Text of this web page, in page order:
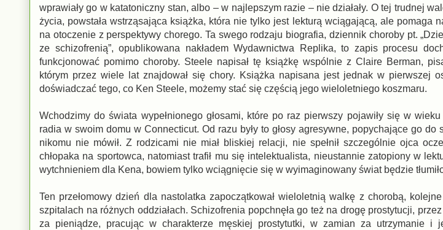
wprawiały go w katatoniczny stan, albo – w najlepszym razie – nie działały. O tej trudnej
życia, powstała wstrząsająca książka, która nie tylko jest lekturą wciągającą, ale pomaga
na otoczenie z perspektywy chorego. Ta swego rodzaju biografia, dziennik choroby pt.
ze schizofrenią”, opublikowana nakładem Wydawnictwa Replika, to zapis procesu
funkcjonować pomimo choroby. Steele napisał tę książkę wspólnie z Claire Berman,
którym przez wiele lat znajdował się chory. Książka napisana jest jednak w pierwszej
doświadczać tego, co Ken Steele, możemy stać się częścią jego wieloletniego koszmaru.
Wchodzimy do świata wypełnionego głosami, które po raz pierwszy pojawiły się w wieku
radia w swoim domu w Connecticut. Od razu były to głosy agresywne, popychające go
nikomu nie mówił. Z rodzicami nie miał bliskiej relacji, nie spełnił szczególnie ojca
chłopaka na sportowca, natomiast trafił mu się intelektualista, nieustannie zatopiony w
wytchnieniem dla Kena, bowiem tylko wciągnięcie się w wyimaginowany świat będzie tłumiło
Ten przełomowy dzień dla nastolatka zapoczątkował wieloletnią walkę z chorobą,
szpitalach na różnych oddziałach. Schizofrenia popchnęła go też na drogę prostytucji,
za pieniądze, pracując w charakterze męskiej prostytutki, w zamian za utrzymanie i